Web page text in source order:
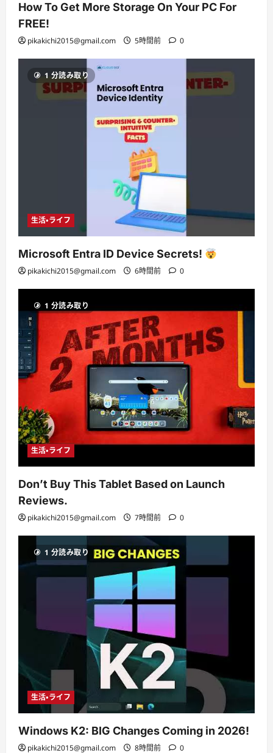
How To Get More Storage On Your PC For
FREE!
pikakichi2015@gmail.com 5時間前 0
1 分読み取り
生活・ライフ
Microsoft Entra ID Device Secrets!
pikakichi2015@gmail.com 6時間前 0
1 分読み取り
生活・ライフ
Don’t Buy This Tablet Based on Launch
Reviews.
pikakichi2015@gmail.com 7時間前 0
1 分読み取り
生活・ライフ
Windows K2: BIG Changes Coming in 2026!
pikakichi2015@gmail.com 8時間前 0